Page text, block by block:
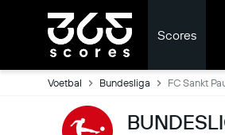
Scores
Voetbal Bundesliga FC Sankt